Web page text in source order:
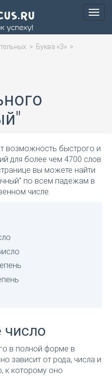
Меню
> Буква «З» >
возможность быстрого и
для более чем 4700 слов
вы можете найти
по всем падежам в
числе.
число
в полной форме в
зависит от рода, числа и
к которому оно